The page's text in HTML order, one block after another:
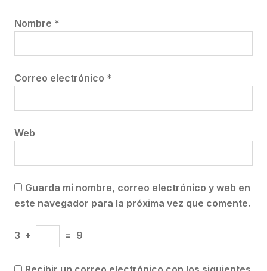
Nombre *
Correo electrónico *
Web
Guarda mi nombre, correo electrónico y web en
este navegador para la próxima vez que comente.
3 + = 9